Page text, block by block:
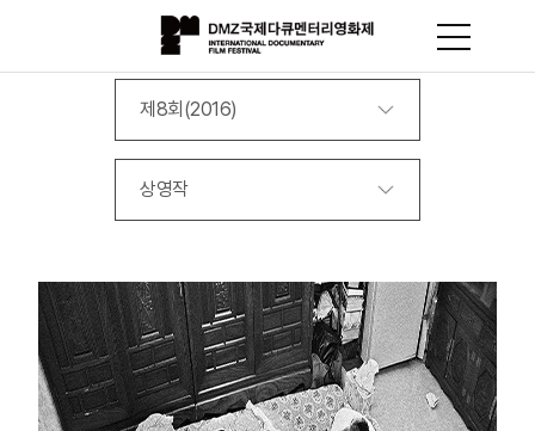
제8회(2016)
상영작